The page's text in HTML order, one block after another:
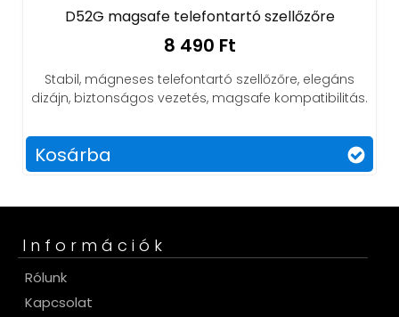
magsafe telefontartó szellőzőre
mágneses telefontartó szellőzőre, elegáns
vezetés, magsafe kompatibilitás.
tartást,
Információk
Rólunk
Kapcsolat